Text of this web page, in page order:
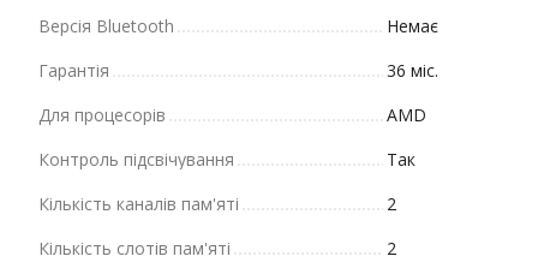
Версія Bluetooth
Немає
Гарантія
36 міс.
Для процесорів
AMD
Контроль підсвічування
Так
Кількість каналів пам'яті
2
Кількість слотів пам'яті
2